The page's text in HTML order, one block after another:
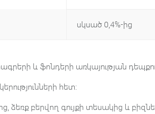
սկսած 0,4%-ից
և ֆոնդերի առկայության
հետ։
ձեռք բերվող գույքի տեսակից և